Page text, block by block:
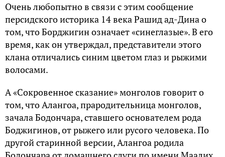
Очень любопытно в связи с этим сообщение
персидского историка 14 века Рашид ад-Дина о
том, что Борджигин означает «синеглазые». В его
время, как он утверждал, представители этого
клана отличались синим цветом глаз и рыжими
волосами.
А «Сокровенное сказание» монголов говорит о
том, что Алангоа, прародительница монголов,
зачала Бодончара, ставшего основателем рода
Боджигинов, от рыжего или русого человека. По
другой старинной версии, Алангоа родила